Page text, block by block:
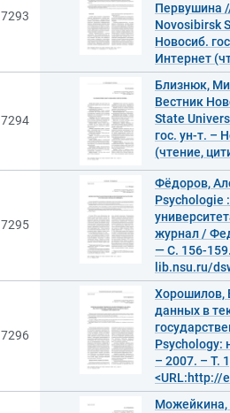
7293
Первушина
Novosibirsk
Новосиб.
Интернет
7294
Близнюк,
Вестник
State
гос. ун-т. –
(чтение,
7295
Фёдоров,
Psychologie
журнал /
— С. 156-
lib.nsu.ru/
7296
Хорошилов,
данных в
Psychology:
– 2007. – Т.
<URL:http://
Можейкина,